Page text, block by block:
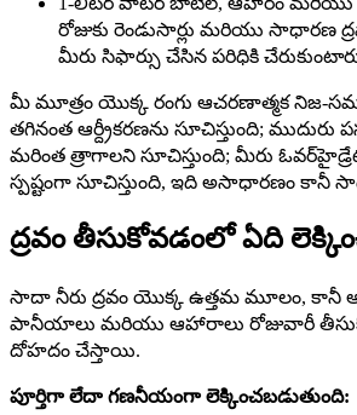
రోజుకు రెండుసార్లు మరియు సాధారణ
మీరు సిఫార్సు చేసిన పరిధికి
మీ మూత్రం యొక్క రంగు ఆచరణాత్మక నిజ-
తగినంత ఆర్ద్రీకరణను సూచిస్తుంది; ముదురు
మరింత త్రాగాలని సూచిస్తుంది; మీరు
స్పష్టంగా సూచిస్తుంది, ఇది అసాధారణం కానీ
ద్రవం తీసుకోవడంలో ఏది
సాదా నీరు ద్రవం యొక్క ఉత్తమ మూలం, కానీ
పానీయాలు మరియు ఆహారాలు రోజువారీ
దోహదం చేస్తాయి.
పూర్తిగా లేదా గణనీయంగా లెక్కించబడుతుంది: